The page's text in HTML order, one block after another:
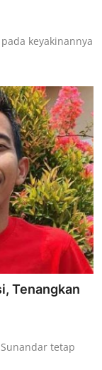
keyakinannya
Tenangkan
tetap